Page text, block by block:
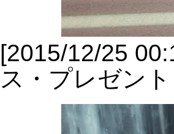
[2015/12/25
ス・プレゼント